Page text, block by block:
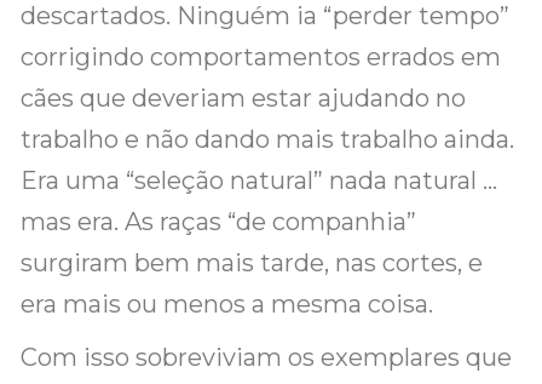
descartados. Ninguém ia “perder tempo”
corrigindo comportamentos errados em
cães que deveriam estar ajudando no
trabalho e não dando mais trabalho ainda.
Era uma “seleção natural” nada natural …
mas era. As raças “de companhia”
surgiram bem mais tarde, nas cortes, e
era mais ou menos a mesma coisa.
Com isso sobreviviam os exemplares que